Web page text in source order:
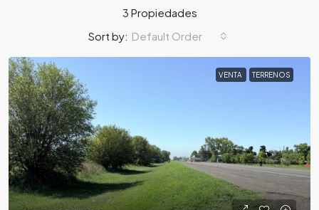
3 Propiedades
Sort by: Default Order
VENTA TERRENOS